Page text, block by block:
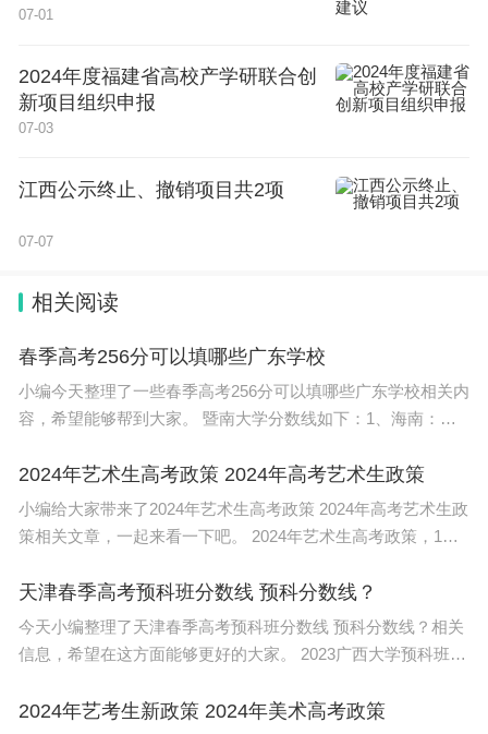
07-01
2024年度福建省高校产学研联合创
新项目组织申报
07-03
江西公示终止、撤销项目共2项
07-07
相关阅读
春季高考256分可以填哪些广东学校
小编今天整理了一些春季高考256分可以填哪些广东学校相关内
容，希望能够帮到大家。 暨南大学分数线如下：1、海南：综
类598分、历史类594分，广东：物理类586分
2024年艺术生高考政策 2024年高考艺术生政策
小编给大家带来了2024年艺术生高考政策 2024年高考艺术生政
策相关文章，一起来看一下吧。 2024年艺术生高考政策，1、
分类考试 分类录取，4、文
天津春季高考预科班分数线 预科分数线？
今天小编整理了天津春季高考预科班分数线 预科分数线？相关
信息，希望在这方面能够更好的大家。 2023广西大学预科班分
学前的预备
2024年艺考生新政策 2024年美术高考政策